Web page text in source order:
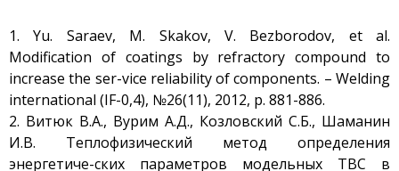
Главная
История создания
Экспериментальная база
1. Yu. Saraev, M. Skakov, V. Bezborodov, et al.
Modification of coatings by refractory compound to
increase the ser-vice reliability of components. – Welding
international (IF-0,4), №26(11), 2012, p. 881-886.
2. Витюк В.А., Вурим А.Д., Козловский С.Б., Шаманин
И.В. Теплофизический метод определения
энергетиче-ских параметров модельных ТВС в